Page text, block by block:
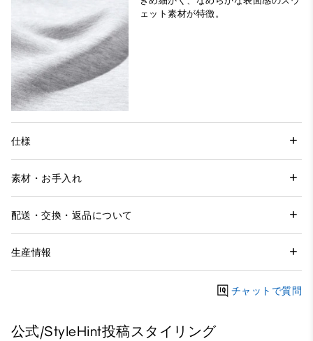
ェット素材が特徴。
仕様
素材・お手入れ
配送・交換・返品について
生産情報
チャットで質問
公式/StyleHint投稿スタイリング